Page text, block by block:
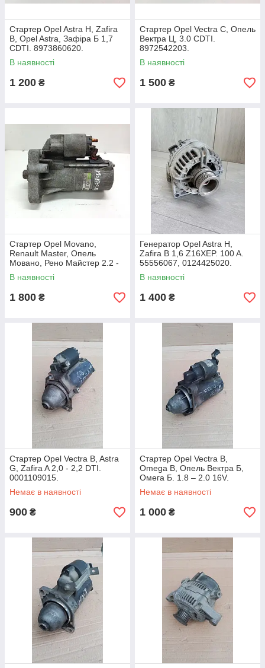
Стартер Opel Astra H, Zafira
B, Opel Astra, Зафіра Б 1,7
CDTI. 8973860620.
В наявності
1 200 ₴
Стартер Opel Vectra C, Опель
Вектра Ц, 3.0 CDTI.
8972542203.
В наявності
1 500 ₴
Стартер Opel Movano,
Renault Master, Опель
Мовано, Рено Майстер 2.2 -
2.5 DCI. 8200225336.
В наявності
1 800 ₴
Генератор Opel Astra H,
Zafira B 1,6 Z16XEP. 100 A.
55556067, 0124425020.
В наявності
1 400 ₴
Стартер Opel Vectra B, Astra
G, Zafira A 2,0 - 2,2 DTI.
0001109015.
Немає в наявності
900 ₴
Стартер Opel Vectra B,
Omega B, Опель Вектра Б,
Омега Б. 1.8 – 2.0 16V.
0001107045
Немає в наявності
1 000 ₴